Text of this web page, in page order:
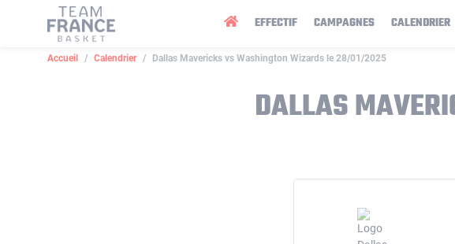
EFFECTIF CAMPAGNES CALENDRIER
Accueil Calendrier Dallas Mavericks vs Washington Wizards le 28/01/2025
DALLAS
Panneau de gestion des cookies